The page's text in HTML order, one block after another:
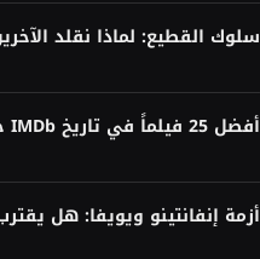
سلوك القطيع: لماذا نقلد
أفضل 25 فيلماً في تاريخ IMDb حسب تقييم الجمهور 2026
أزمة إنفانتينو ويويفا: هل